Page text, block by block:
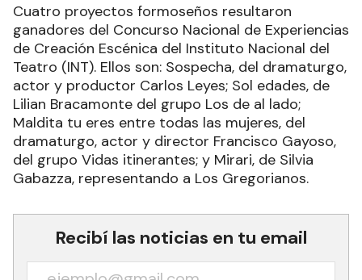
Cuatro proyectos formoseños resultaron
ganadores del Concurso Nacional de Experiencias
de Creación Escénica del Instituto Nacional del
Teatro (INT). Ellos son: Sospecha, del dramaturgo,
actor y productor Carlos Leyes; Sol edades, de
Lilian Bracamonte del grupo Los de al lado;
Maldita tu eres entre todas las mujeres, del
dramaturgo, actor y director Francisco Gayoso,
del grupo Vidas itinerantes; y Mirari, de Silvia
Gabazza, representando a Los Gregorianos.
Recibí las noticias en tu email